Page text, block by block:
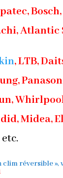
Bosch,
Atlantic
, LTB,
Midea,
etc.
clim réversible »,